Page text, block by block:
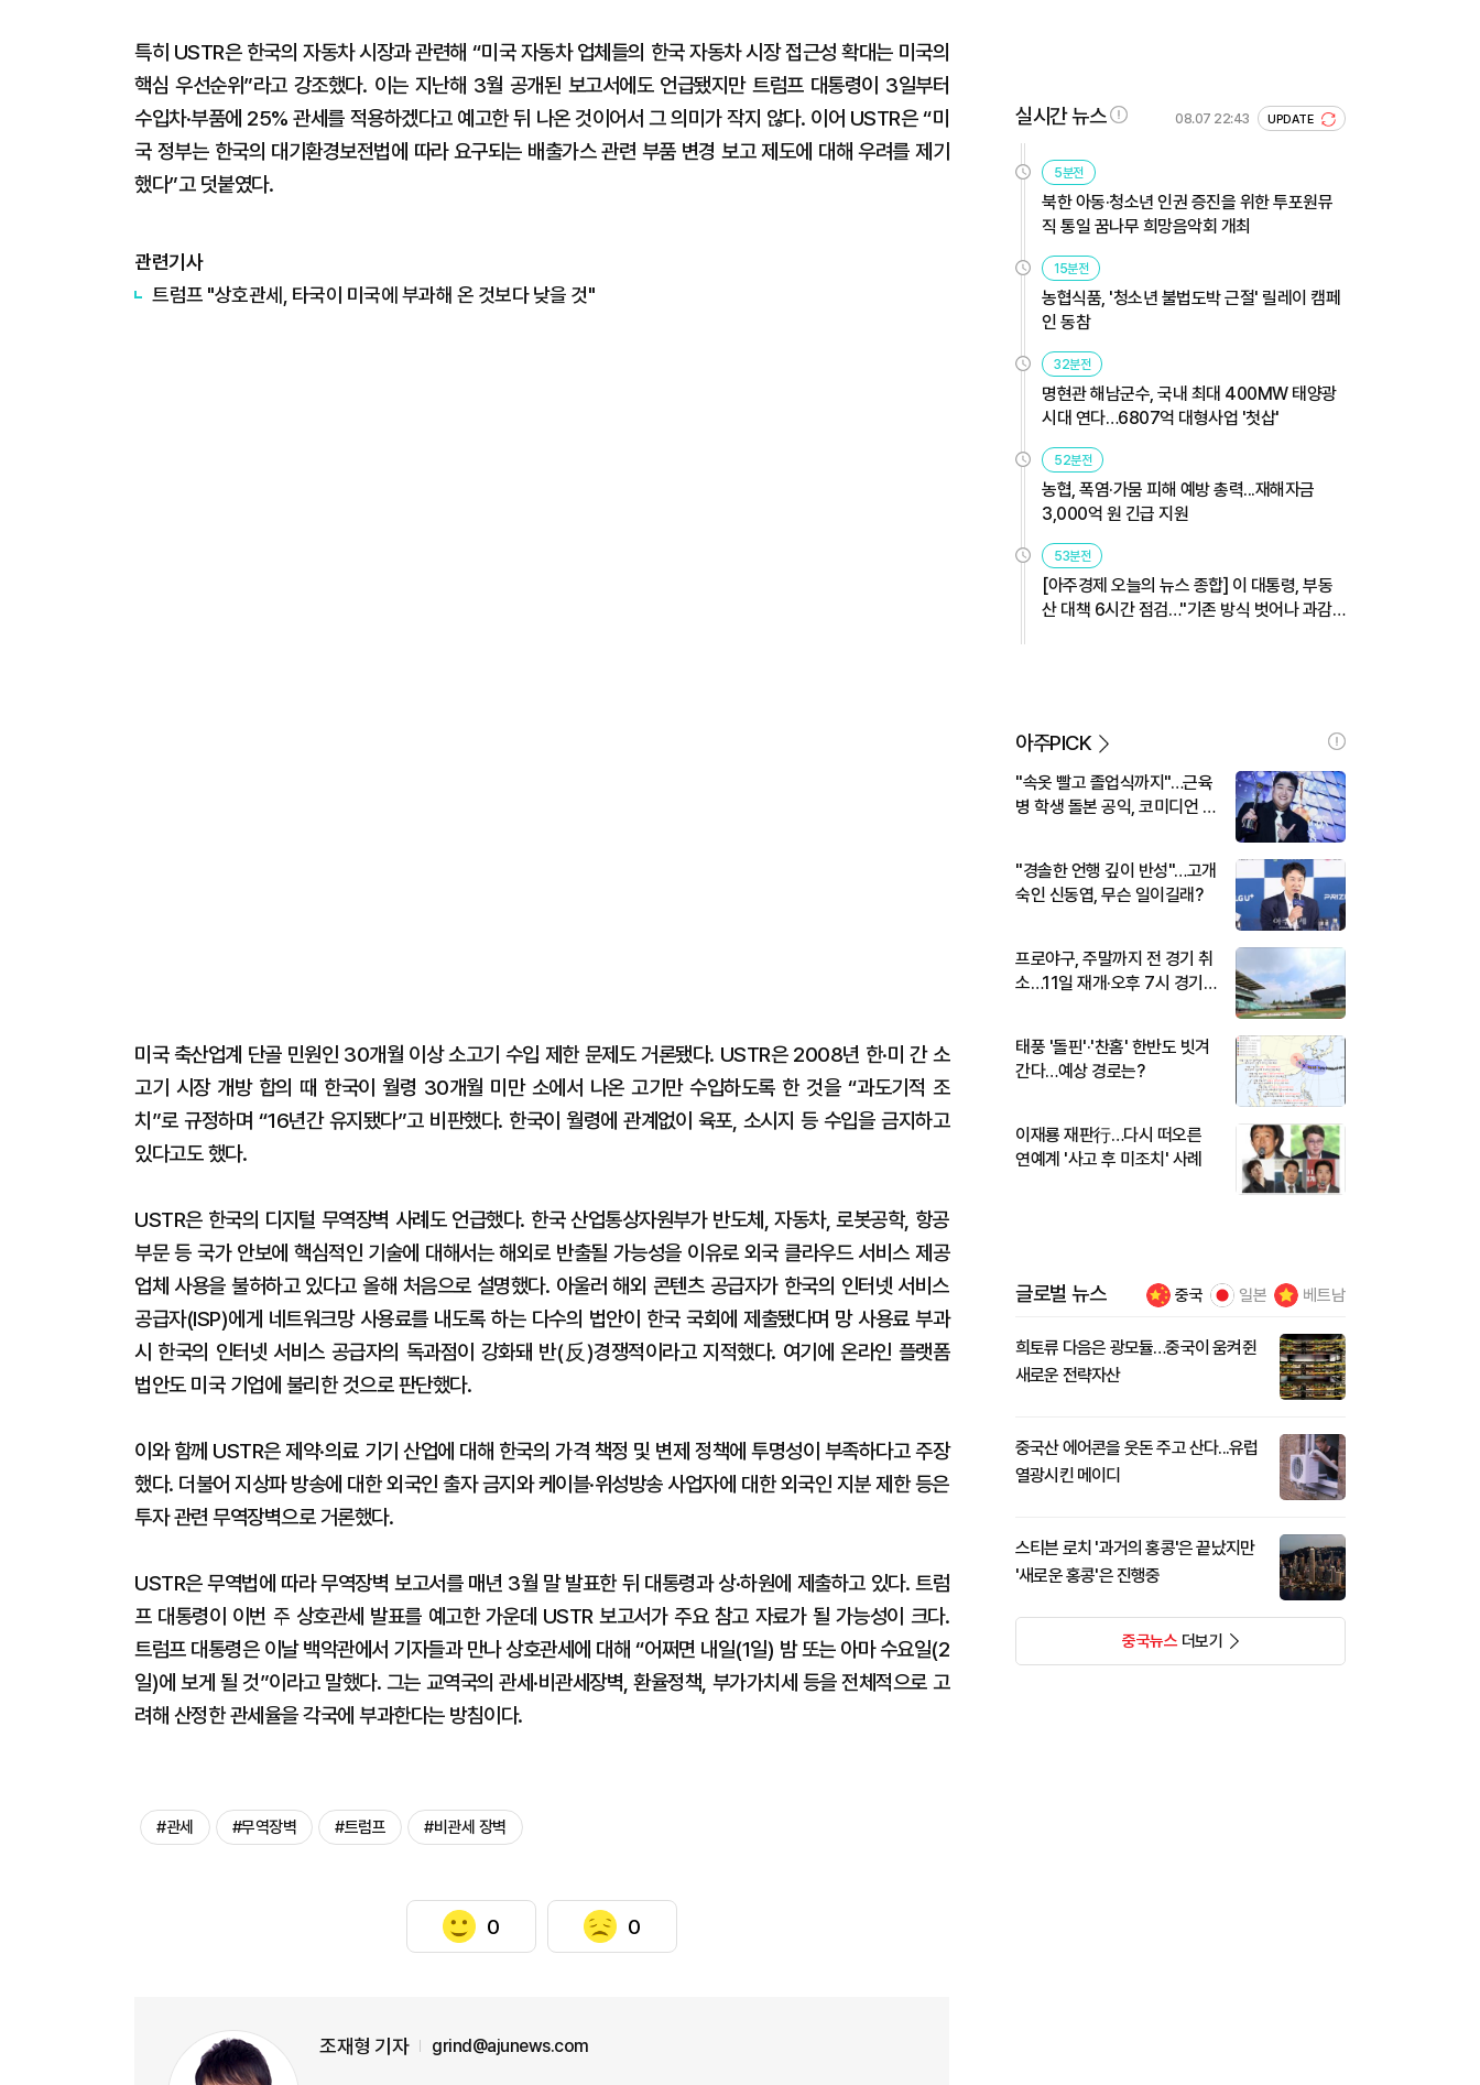
특히 USTR은 한국의 자동차 시장과 관련해 “미국 자동차 업체들의 한국 자동차 시장 접근성 확대는 미국의
핵심 우선순위”라고 강조했다. 이는 지난해 3월 공개된 보고서에도 언급됐지만 트럼프 대통령이 3일부터
수입차·부품에 25% 관세를 적용하겠다고 예고한 뒤 나온 것이어서 그 의미가 작지 않다. 이어 USTR은 “미
국 정부는 한국의 대기환경보전법에 따라 요구되는 배출가스 관련 부품 변경 보고 제도에 대해 우려를 제기
했다”고 덧붙였다.
관련기사
트럼프 "상호관세, 타국이 미국에 부과해 온 것보다 낮을 것"
미국 축산업계 단골 민원인 30개월 이상 소고기 수입 제한 문제도 거론됐다. USTR은 2008년 한·미 간 소
고기 시장 개방 합의 때 한국이 월령 30개월 미만 소에서 나온 고기만 수입하도록 한 것을 “과도기적 조
치”로 규정하며 “16년간 유지됐다”고 비판했다. 한국이 월령에 관계없이 육포, 소시지 등 수입을 금지하고
있다고도 했다.
USTR은 한국의 디지털 무역장벽 사례도 언급했다. 한국 산업통상자원부가 반도체, 자동차, 로봇공학, 항공
부문 등 국가 안보에 핵심적인 기술에 대해서는 해외로 반출될 가능성을 이유로 외국 클라우드 서비스 제공
업체 사용을 불허하고 있다고 올해 처음으로 설명했다. 아울러 해외 콘텐츠 공급자가 한국의 인터넷 서비스
공급자(ISP)에게 네트워크망 사용료를 내도록 하는 다수의 법안이 한국 국회에 제출됐다며 망 사용료 부과
시 한국의 인터넷 서비스 공급자의 독과점이 강화돼 반(反)경쟁적이라고 지적했다. 여기에 온라인 플랫폼
법안도 미국 기업에 불리한 것으로 판단했다.
이와 함께 USTR은 제약·의료 기기 산업에 대해 한국의 가격 책정 및 변제 정책에 투명성이 부족하다고 주장
했다. 더불어 지상파 방송에 대한 외국인 출자 금지와 케이블·위성방송 사업자에 대한 외국인 지분 제한 등은
투자 관련 무역장벽으로 거론했다.
USTR은 무역법에 따라 무역장벽 보고서를 매년 3월 말 발표한 뒤 대통령과 상·하원에 제출하고 있다. 트럼
프 대통령이 이번 주 상호관세 발표를 예고한 가운데 USTR 보고서가 주요 참고 자료가 될 가능성이 크다.
트럼프 대통령은 이날 백악관에서 기자들과 만나 상호관세에 대해 “어쩌면 내일(1일) 밤 또는 아마 수요일(2
일)에 보게 될 것”이라고 말했다. 그는 교역국의 관세·비관세장벽, 환율정책, 부가가치세 등을 전체적으로 고
려해 산정한 관세율을 각국에 부과한다는 방침이다.
#관세 #무역장벽 #트럼프 #비관세 장벽
0 0
조재형 기자 grind@ajunews.com
실시간 뉴스 08.07 22:43 UPDATE
5분전
북한 아동·청소년 인권 증진을 위한 투포원뮤
직 통일 꿈나무 희망음악회 개최
15분전
농협식품, '청소년 불법도박 근절' 릴레이 캠페
인 동참
32분전
명현관 해남군수, 국내 최대 400MW 태양광
시대 연다…6807억 대형사업 '첫삽'
52분전
농협, 폭염·가뭄 피해 예방 총력...재해자금
3,000억 원 긴급 지원
53분전
[아주경제 오늘의 뉴스 종합] 이 대통령, 부동
산 대책 6시간 점검…"기존 방식 벗어나 과감
아주PICK
"속옷 빨고 졸업식까지"…근육
병 학생 돌본 공익, 코미디언 김
"경솔한 언행 깊이 반성"…고개
숙인 신동엽, 무슨 일이길래?
프로야구, 주말까지 전 경기 취
소…11일 재개·오후 7시 경기
태풍 '돌핀'·'찬홈' 한반도 빗겨
간다…예상 경로는?
이재룡 재판行…다시 떠오른
연예계 '사고 후 미조치' 사례
글로벌 뉴스 중국 일본 베트남
희토류 다음은 광모듈…중국이 움켜쥔
새로운 전략자산
중국산 에어콘을 웃돈 주고 산다...유럽
열광시킨 메이디
스티븐 로치 '과거의 홍콩'은 끝났지만
'새로운 홍콩'은 진행중
중국뉴스더보기